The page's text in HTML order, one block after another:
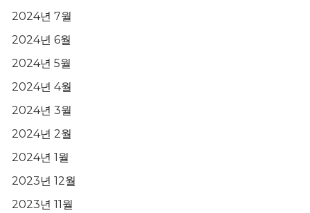
2024년 7월
2024년 6월
2024년 5월
2024년 4월
2024년 3월
2024년 2월
2024년 1월
2023년 12월
2023년 11월